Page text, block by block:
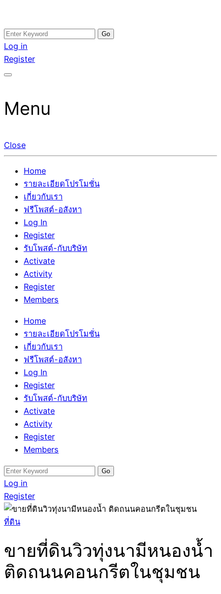
Skip
to
content
อสังหาโพสต์ รีวิวเยอะ รับจ้างโพสต์ขายบ้าน รับจ้างโพสต์อสัง
หา แตกต่างอย่างตั้งใจ รับรองผล อันดับ1 การโพสต์ขายอสังหา
กับทีมงานบริษัท บ้าน ที่ดิน คอนโด ติดGoogleหน้าแรกได้จริงๆ
รับจ้างโพสอสังหา ขายบ้าน อสังหาโพสต์ เชื่อถือได้จริง รับ
โพสต์ ที่ดิน กับทีมงานบริษัท ถูกและดีที่สุด ไม่มีค่านายหน้า
ขายได้จริงๆ ช่วยสร้างโอกาสในการขายได้มากกว่า ที่เดียว ที่
Search
for:
Log in
Register
Menu
Close
Home
รายละเอียดโปรโมชั่น
เกี่ยวกับเรา
ฟรีโพสต์-อสังหา
Log In
Register
รับโพสต์-กับบริษัท
Activate
Activity
Register
Members
Home
รายละเอียดโปรโมชั่น
เกี่ยวกับเรา
ฟรีโพสต์-อสังหา
Log In
Register
รับโพสต์-กับบริษัท
Activate
Activity
Register
Members
Search
for:
Log in
Register
ที่ดิน
ขายที่ดินวิวทุ่งนามีหนองน้ำ
ติดถนนคอนกรีตในชุมชน